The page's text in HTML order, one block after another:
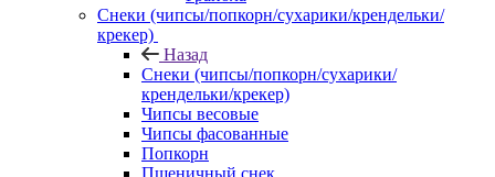
Снеки (чипсы/попкорн/сухарики/крендельки/
крекер)
Назад
Снеки (чипсы/попкорн/сухарики/
крендельки/крекер)
Чипсы весовые
Чипсы фасованные
Попкорн
Пшеничный снек